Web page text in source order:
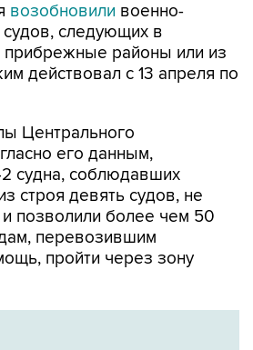
возобновили военно-
следующих в
прибрежные районы или из
действовал с 13 апреля по
Центрального
его данным,
судна, соблюдавших
строя девять судов, не
позволили более чем 50
перевозившим
пройти через зону